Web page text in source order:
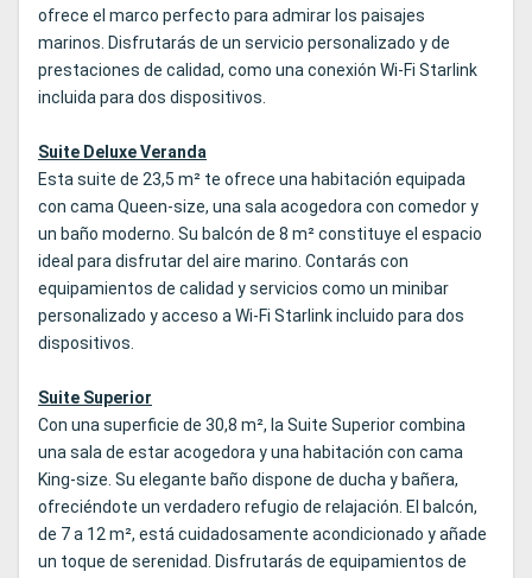
ofrece el marco perfecto para admirar los paisajes
marinos. Disfrutarás de un servicio personalizado y de
prestaciones de calidad, como una conexión Wi‑Fi Starlink
incluida para dos dispositivos.
Suite Deluxe Veranda
Esta suite de 23,5 m² te ofrece una habitación equipada
con cama Queen‑size, una sala acogedora con comedor y
un baño moderno. Su balcón de 8 m² constituye el espacio
ideal para disfrutar del aire marino. Contarás con
equipamientos de calidad y servicios como un minibar
personalizado y acceso a Wi‑Fi Starlink incluido para dos
dispositivos.
Suite Superior
Con una superficie de 30,8 m², la Suite Superior combina
una sala de estar acogedora y una habitación con cama
King‑size. Su elegante baño dispone de ducha y bañera,
ofreciéndote un verdadero refugio de relajación. El balcón,
de 7 a 12 m², está cuidadosamente acondicionado y añade
un toque de serenidad. Disfrutarás de equipamientos de